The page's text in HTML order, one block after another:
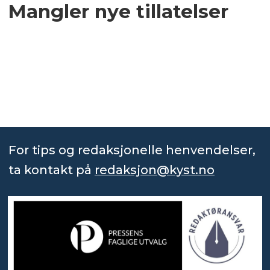
Mangler nye tillatelser
For tips og redaksjonelle henvendelser,
ta kontakt på redaksjon@kyst.no